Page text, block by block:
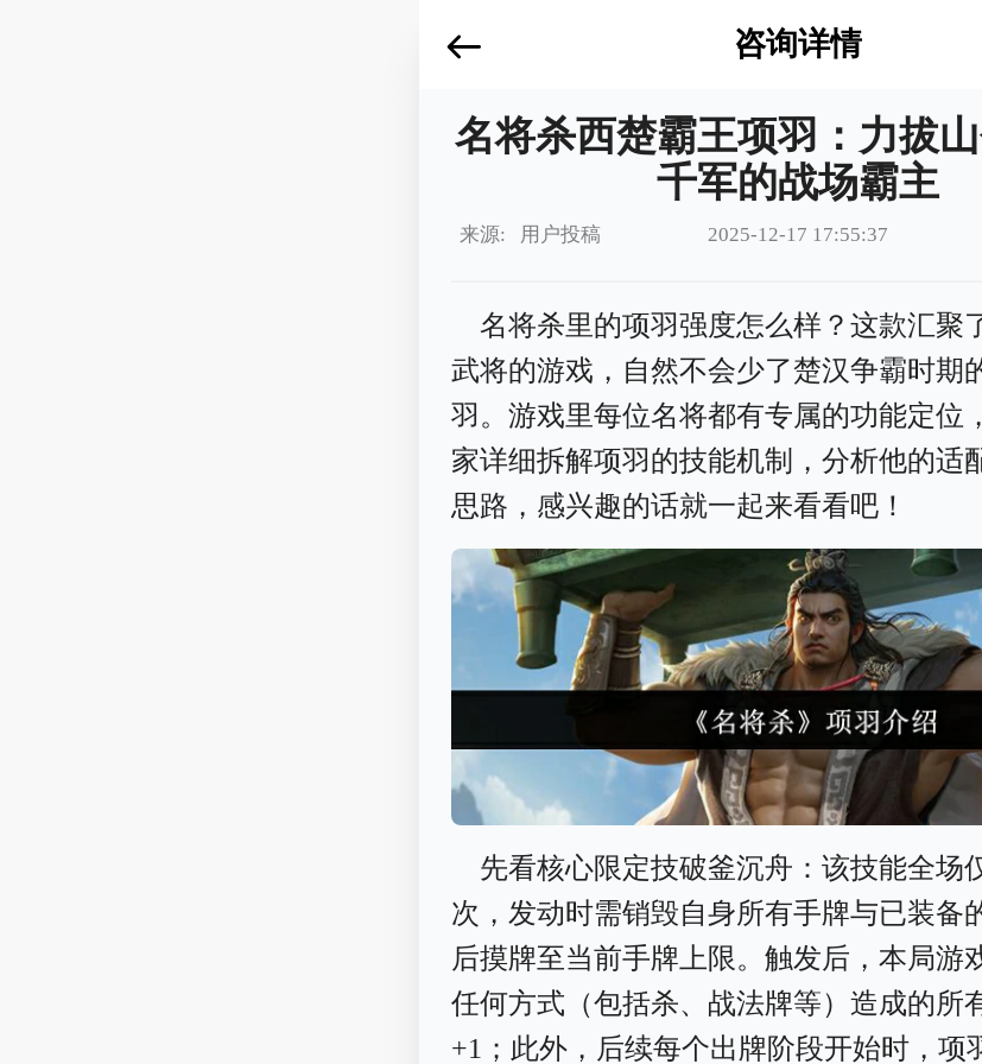
咨询详情
名将杀西楚霸王项羽：力拔
千军的战场霸主
来源: 用户投稿 2025-12-17 17:55:37
名将杀里的项羽强度怎么样？这款汇聚
武将的游戏，自然不会少了楚汉争霸时期
羽。游戏里每位名将都有专属的功能定位
家详细拆解项羽的技能机制，分析他的适
思路，感兴趣的话就一起来看看吧！
先看核心限定技破釜沉舟：该技能全场
次，发动时需销毁自身所有手牌与已装备
后摸牌至当前手牌上限。触发后，本局游
任何方式（包括杀、战法牌等）造成的所
+1；此外，后续每个出牌阶段开始时，项